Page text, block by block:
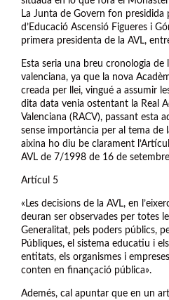
La Junta de Govern fon presidida
d’Educació Ascensió Figueres i
primera presidenta de la AVL,
Esta seria una breu cronologia de
valenciana, ya que la nova
creada per llei, vingué a assumir
dita data venia ostentant la Real
Valenciana (RACV), passant esta
sense importància per al tema de
aixina ho diu be clarament
AVL de 7/1998 de 16 de
Artícul 5
«Les decisions de la AVL, en
deuran ser observades per totes
Generalitat, pels poders públics,
Públiques, el sistema educatiu i
entitats, els organismes i
conten en finançació pública».
Ademés, cal apuntar que en un